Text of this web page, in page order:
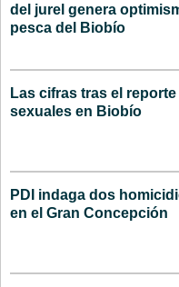
del jurel genera
pesca del Biobío
Las cifras tras el
sexuales en Biobío
PDI indaga dos
en el Gran Concepción